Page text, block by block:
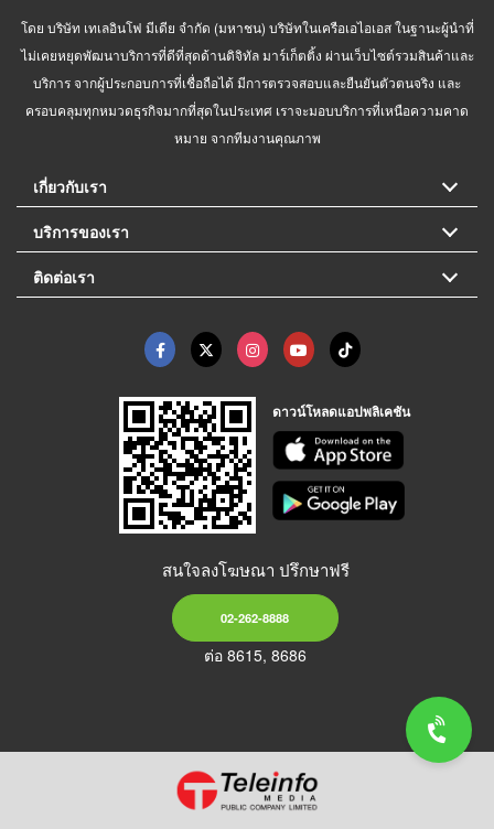
โดย บริษัท เทเลอินโฟ มีเดีย จำกัด (มหาชน) บริษัทในเครือเอไอเอส ในฐานะผู้นำที่
ไม่เคยหยุดพัฒนาบริการที่ดีที่สุดด้านดิจิทัล มาร์เก็ตติ้ง ผ่านเว็บไซต์รวมสินค้าและ
บริการ จากผู้ประกอบการที่เชื่อถือได้ มีการตรวจสอบและยืนยันตัวตนจริง และ
ครอบคลุมทุกหมวดธุรกิจมากที่สุดในประเทศ เราจะมอบบริการที่เหนือความคาด
หมาย จากทีมงานคุณภาพ
เกี่ยวกับเรา
บริการของเรา
ติดต่อเรา
ดาวน์โหลดแอปพลิเคชัน
สนใจลงโฆษณา ปรึกษาฟรี
02-262-8888
ต่อ 8615, 8686